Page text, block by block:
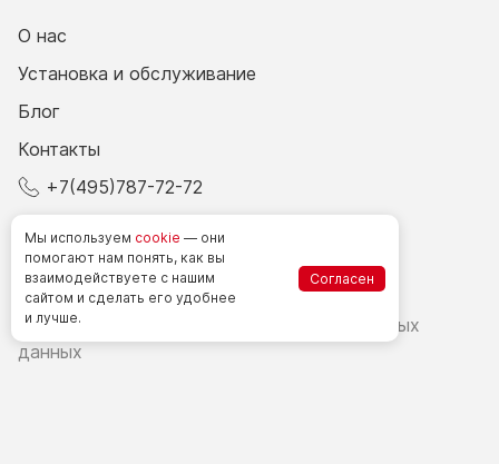
О нас
Установка и обслуживание
Блог
Контакты
+7(495)787-72-72
Счетчики посетителей в РФ
Политика в области обработки персональных
данных
Мы используем cookie — они
помогают нам понять, как вы
взаимодействуете с нашим
сайтом и сделать его удобнее
и лучше.
Согласен